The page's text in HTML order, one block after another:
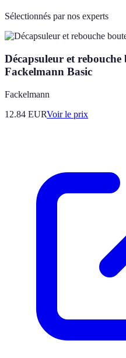
Sélectionnés par nos experts
Décapsuleur et rebouche
Fackelmann Basic
Fackelmann
12.84 EURVoir le prix